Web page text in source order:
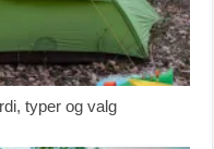
typer og valg